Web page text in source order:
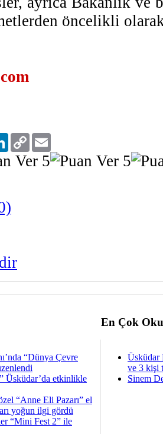
öncelikli
LinkedIn
Copy
Link
En Çok
“Dünya Çevre
Üsküdar’da etkinlikle
“Anne Eli Pazarı” el
yoğun ilgi gördü
“Mini Fest 2” ile
Üsküdar
ve 3 kişi
Sinem